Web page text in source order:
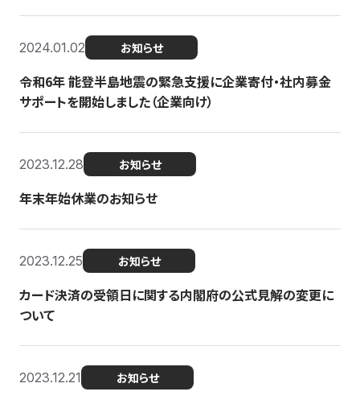
2024.01.02 お知らせ
令和6年 能登半島地震の緊急支援に企業寄付・社内募金
サポートを開始しました（企業向け）
2023.12.28 お知らせ
年末年始休業のお知らせ
2023.12.25 お知らせ
カード決済の受領日に関する内閣府の公式見解の変更に
ついて
2023.12.21 お知らせ